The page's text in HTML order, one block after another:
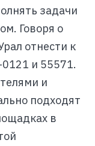
задачи
Говоря о
отнести к
и 55571.
и
подходят
в